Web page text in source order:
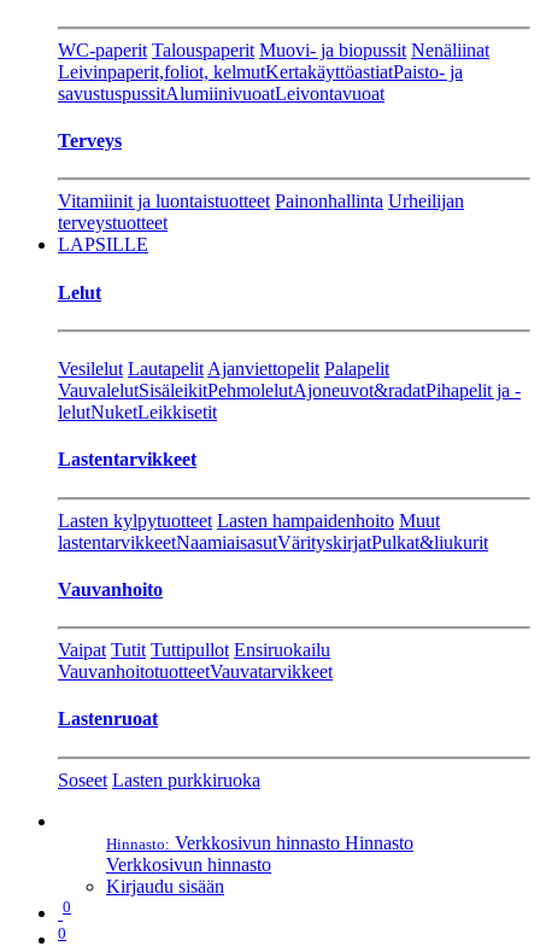
WC-paperit Talouspaperit Muovi- ja biopussit Nenäliinat
Leivinpaperit,foliot, kelmutKertakäyttöastiatPaisto- ja
savustuspussitAlumiinivuoatLeivontavuoat
Terveys
Vitamiinit ja luontaistuotteet Painonhallinta Urheilijan
terveystuotteet
LAPSILLE
Lelut
Vesilelut Lautapelit Ajanviettopelit Palapelit
VauvalelutSisäleikitPehmolelutAjoneuvot&radatPihapelit ja -
lelutNuketLeikkisetit
Lastentarvikkeet
Lasten kylpytuotteet Lasten hampaidenhoito Muut
lastentarvikkeetNaamiaisasutVärityskirjatPulkat&liukurit
Vauvanhoito
Vaipat Tutit Tuttipullot Ensiruokailu
VauvanhoitotuotteetVauvatarvikkeet
Lastenruoat
Soseet Lasten purkkiruoka
Hinnasto: Verkkosivun hinnasto Hinnasto
Verkkosivun hinnasto
Kirjaudu sisään
0
0